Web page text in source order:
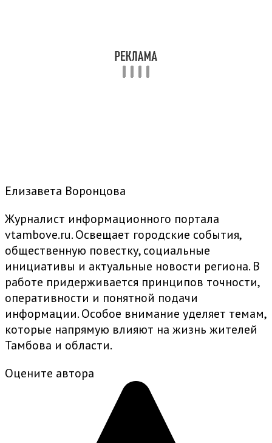
Елизавета Воронцова
Журналист информационного портала
vtambove.ru. Освещает городские события,
общественную повестку, социальные
инициативы и актуальные новости региона. В
работе придерживается принципов точности,
оперативности и понятной подачи
информации. Особое внимание уделяет темам,
которые напрямую влияют на жизнь жителей
Тамбова и области.
Оцените автора